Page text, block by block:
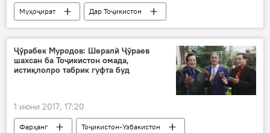
Муҳоҷират
Дар Тоҷикистон
Ҳамаи хабарҳо
нақлиёт Дар Русия
Ҷӯрабек Муродов: Шералӣ Ҷӯраев
шахсан ба Тоҷикистон омада,
истиқлолро табрик гуфта буд
1 июни 2017, 17:20
Фарҳанг
Тоҷикистон-Узбакистон